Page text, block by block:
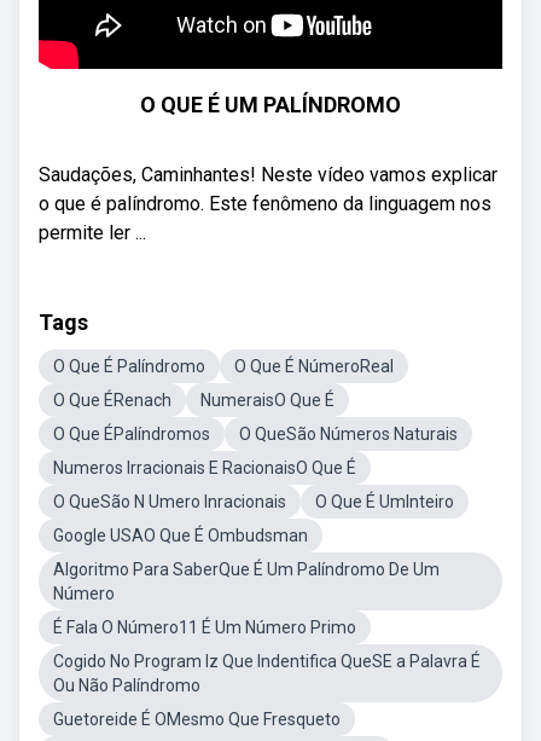
O QUE É UM PALÍNDROMO
Saudações, Caminhantes! Neste vídeo vamos explicar
o que é palíndromo. Este fenômeno da linguagem nos
permite ler ...
Tags
O Que É Palíndromo
O Que É NúmeroReal
O Que ÉRenach
NumeraisO Que É
O Que ÉPalíndromos
O QueSão Números Naturais
Numeros Irracionais E RacionaisO Que É
O QueSão N Umero Inracionais
O Que É UmInteiro
Google USAO Que É Ombudsman
Algoritmo Para SaberQue É Um Palíndromo De Um
Número
É Fala O Número11 É Um Número Primo
Cogido No Program Iz Que Indentifica QueSE a Palavra É
Ou Não Palíndromo
Guetoreide É OMesmo Que Fresqueto